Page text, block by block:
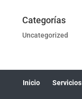
Categorías
Uncategorized
Inicio Servicios